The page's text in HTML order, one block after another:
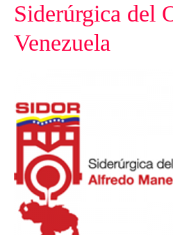
Siderúrgica del
Venezuela